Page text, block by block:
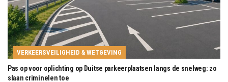
VERKEERSVEILIGHEID & WETGEVING
Pas op voor oplichting op Duitse parkeerplaatsen langs de snelweg: zo
slaan criminelen toe